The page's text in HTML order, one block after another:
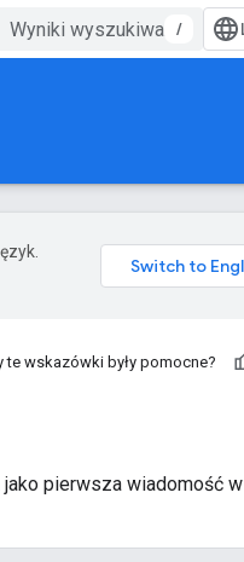
/
te wskazówki były pomocne?
jako pierwsza wiadomość w